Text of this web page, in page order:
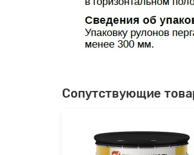
Сопутствующие